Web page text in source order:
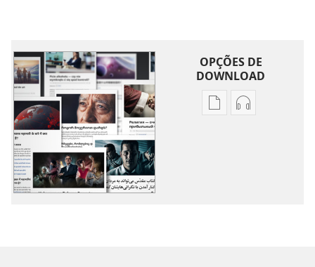
OPÇÕES DE
DOWNLOAD
OpçõesOpções